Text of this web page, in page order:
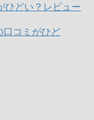
ひどい？レビュー
口コミがひど